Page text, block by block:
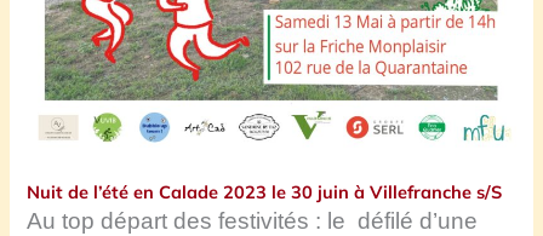
Nuit de l’été en Calade 2023 le 30 juin à Villefranche s/S
Au top départ des festivités : le défilé d’une